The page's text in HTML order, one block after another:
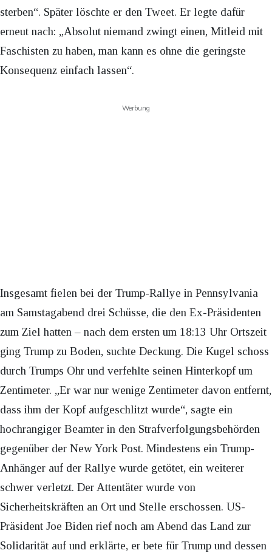
sterben“. Später löschte er den Tweet. Er legte dafür
erneut nach: „Absolut niemand zwingt einen, Mitleid mit
Faschisten zu haben, man kann es ohne die geringste
Konsequenz einfach lassen“.
Werbung
Insgesamt fielen bei der Trump-Rallye in Pennsylvania
am Samstagabend drei Schüsse, die den Ex-Präsidenten
zum Ziel hatten – nach dem ersten um 18:13 Uhr Ortszeit
ging Trump zu Boden, suchte Deckung. Die Kugel schoss
durch Trumps Ohr und verfehlte seinen Hinterkopf um
Zentimeter. „Er war nur wenige Zentimeter davon entfernt,
dass ihm der Kopf aufgeschlitzt wurde“, sagte ein
hochrangiger Beamter in den Strafverfolgungsbehörden
gegenüber der New York Post. Mindestens ein Trump-
Anhänger auf der Rallye wurde getötet, ein weiterer
schwer verletzt. Der Attentäter wurde von
Sicherheitskräften an Ort und Stelle erschossen. US-
Präsident Joe Biden rief noch am Abend das Land zur
Solidarität auf und erklärte, er bete für Trump und dessen